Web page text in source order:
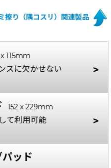
擦り（隅コスリ）関連製品
115mm
スに欠かせない
152 x 229mm
て利用可能
ッド